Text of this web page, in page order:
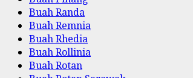
Buah Randa
Buah Remnia
Buah Rhedia
Buah Rollinia
Buah Rotan